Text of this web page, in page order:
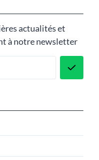
actualités et
à notre newsletter